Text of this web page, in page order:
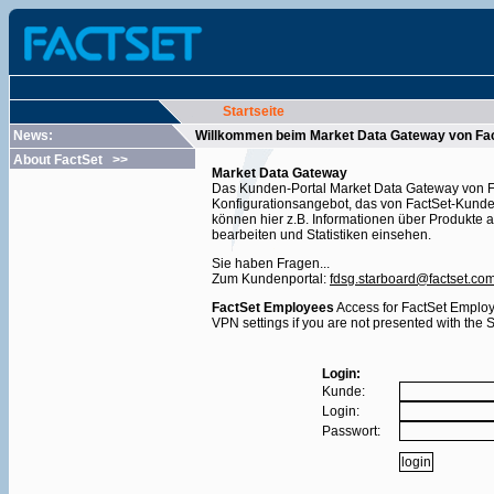
Startseite
News:
Willkommen beim Market Data Gateway von
About FactSet >>
Market Data Gateway
Das Kunden-Portal Market Data Gateway von
Konfigurationsangebot, das von FactSet-
können hier z.B. Informationen über Produkte
bearbeiten und Statistiken einsehen.
Sie haben Fragen...
Zum Kundenportal:
FactSet Employees Access for FactSet
VPN settings if you are not presented with the
Login:
Kunde:
Login:
Passwort: